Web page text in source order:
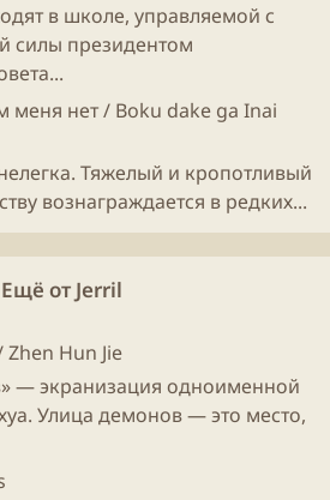
в школе, управляемой с
силы президентом
меня нет / Boku dake ga Inai
Тяжелый и кропотливый
вознаграждается в редких...
Ещё от Jerril
Hun Jie
— экранизация одноименной
Улица демонов — это место,